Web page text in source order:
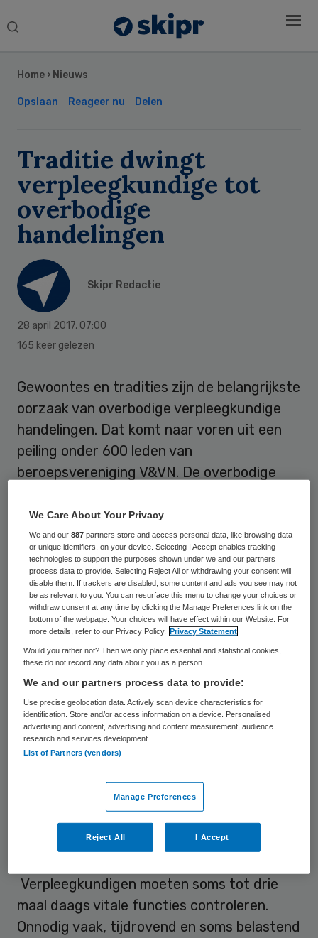
Search
Home › Nieuws
Opslaan Reageer nu Delen
Traditie dwingt
verpleegkundige tot
overbodige
handelingen
Skipr Redactie
28 april 2017, 07:00
165 keer gelezen
Gewoontes en tradities zijn de belangrijkste
oorzaak van overbodige verpleegkundige
handelingen. Dat komt naar voren uit een
peiling onder 600 leden van
beroepsvereniging V&VN. De overbodige
een ‘beter laten-lijst’.
Uit deenquêteblijkt dat verpleegkundigen
en verzorgenden dagelijks overbodige
handelingen uitvoeren bij de zorg voor hun
patiënten. Soms is het effect zelfs
schadelijk voor de patiënt. 65 Procent van
deze handelingen komt dagelijks terug.
Reden is vaak de traditie. “We doen het
altijd zo”, is een veelgehoord argument (46
procent). Een meerderheid van de
ondervraagden (60 procent) zegt dat de
collega’s overbodig zijn.
In de top 5 staan onder meer standaard
controles, zwachtelen en het frequent
Verpleegkundigen moeten soms tot drie
maal daags vitale functies controleren.
Onnodig vaak, tijdrovend en soms belastend
Sidebar
We Care About Your Privacy
We and our887 partners store and access personal data, like browsing data
or unique identifiers, on your device. Selecting I Accept enables tracking
technologies to support the purposes shown under we and our partners
process data to provide. Selecting Reject All or withdrawing your consent will
disable them. If trackers are disabled, some content and ads you see may not
be as relevant to you. You can resurface this menu to change your choices or
withdraw consent at any time by clicking the Manage Preferences link on the
bottom of the webpage. Your choices will have effect within our Website. For
more details, refer to our Privacy Policy.
Privacy Statement
Would you rather not? Then we only place essential and statistical cookies,
these do not record any data about you as a person
We and our partners process data to provide:
Use precise geolocation data. Actively scan device characteristics for
identification. Store and/or access information on a device. Personalised
advertising and content, advertising and content measurement, audience
research and services development.
List of Partners (vendors)
Manage Preferences
Reject All I Accept